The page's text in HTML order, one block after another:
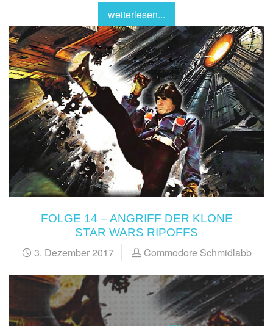
weiterlesen...
FOLGE 14 – ANGRIFF DER KLONE
STAR WARS RIPOFFS
3. Dezember 2017 Commodore Schmidlabb